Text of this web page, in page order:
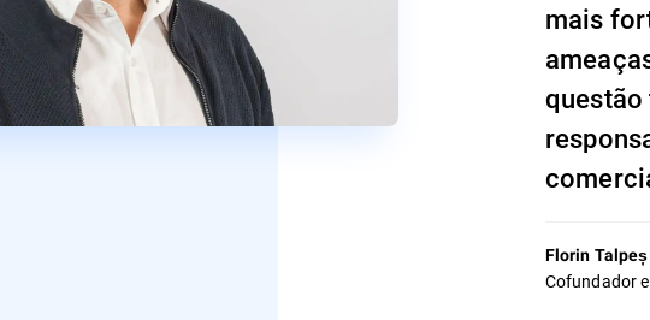
mais
Florin Talpeș
Cofundador e